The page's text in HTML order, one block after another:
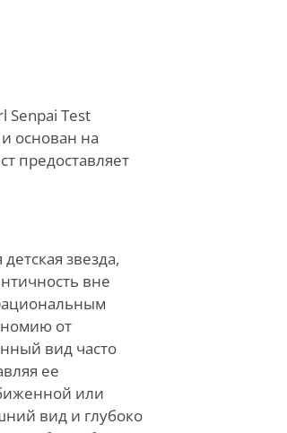
Senpai Test
основан на
предоставляет
звезда,
вне
от
вид часто
ее
или
вид и глубоко